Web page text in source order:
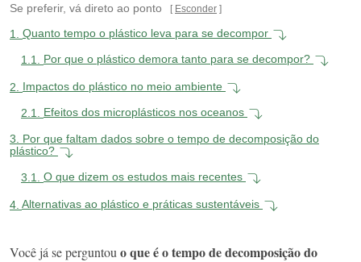
Se preferir, vá direto ao ponto Esconder
1.
Quanto tempo o plástico leva para se decompor
1.1.
Por que o plástico demora tanto para se decompor?
2.
Impactos do plástico no meio ambiente
2.1.
Efeitos dos microplásticos nos oceanos
3.
Por que faltam dados sobre o tempo de decomposição do
plástico?
3.1.
O que dizem os estudos mais recentes
4. Alternativas ao plástico e práticas sustentáveis
Você já se perguntou o que é o tempo de decomposição do